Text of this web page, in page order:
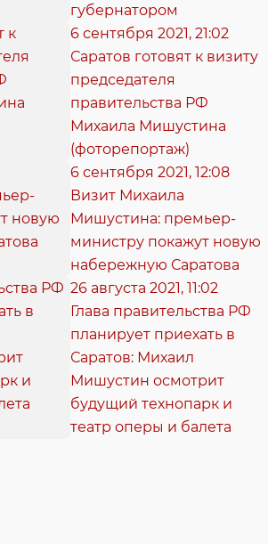
губернатором
6 сентября 2021, 21:02
Саратов готовят к визиту
председателя
правительства РФ
Михаила Мишустина
(фоторепортаж)
6 сентября 2021, 12:08
Визит Михаила
Мишустина: премьер-
министру покажут новую
набережную Саратова
26 августа 2021, 11:02
Глава правительства РФ
планирует приехать в
Саратов: Михаил
Мишустин осмотрит
будущий технопарк и
театр оперы и балета